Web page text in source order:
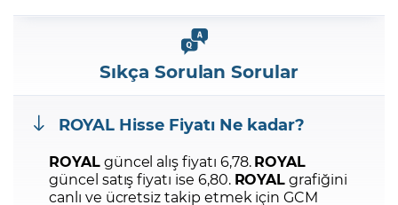
Sıkça Sorulan Sorular
ROYAL Hisse Fiyatı Ne kadar?
ROYALgüncel alış fiyatı 6,78.ROYAL
güncel satış fiyatı ise 6,80. ROYALgrafiğini
canlı ve ücretsiz takip etmek için GCM